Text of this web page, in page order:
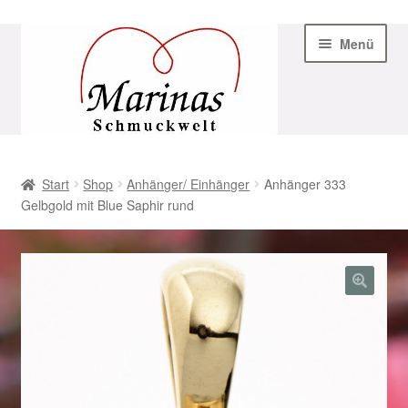
Navigation
Menü
AGB
Beispiel-Seite
Geschenke zu Ostern 2023
Geschenke zu Ostern 2024
Start Shop Anhänger/ Einhänger
Anhänger 333
Gelbgold mit Blue Saphir rund